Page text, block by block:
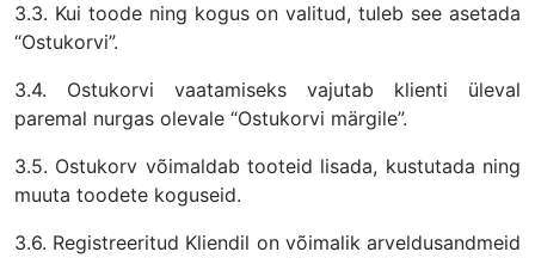
3.3. Kui toode ning kogus on valitud, tuleb see asetada
“Ostukorvi”.
3.4. Ostukorvi vaatamiseks vajutab klienti üleval
paremal nurgas olevale “Ostukorvi märgile”.
3.5. Ostukorv võimaldab tooteid lisada, kustutada ning
muuta toodete koguseid.
3.6. Registreeritud Kliendil on võimalik arveldusandmeid